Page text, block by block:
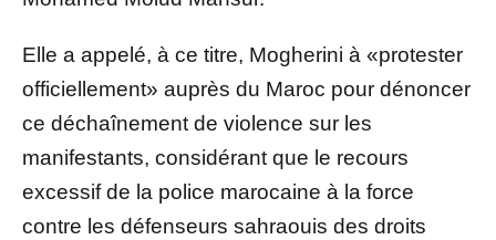
Elle a appelé, à ce titre, Mogherini à «protester
officiellement» auprès du Maroc pour dénoncer
ce déchaînement de violence sur les
manifestants, considérant que le recours
excessif de la police marocaine à la force
contre les défenseurs sahraouis des droits